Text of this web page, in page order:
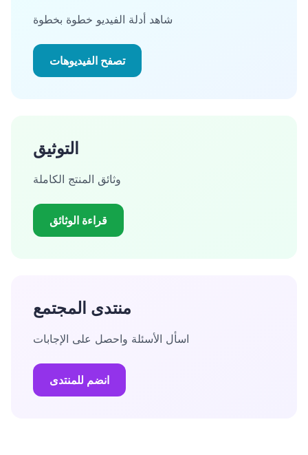
شاهد أدلة الفيديو خطوة بخطوة
تصفح الفيديوهات
التوثيق
وثائق المنتج الكاملة
قراءة الوثائق
منتدى المجتمع
اسأل الأسئلة واحصل على الإجابات
انضم للمنتدى